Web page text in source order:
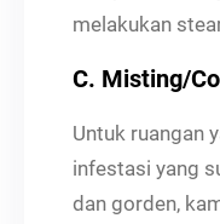
melakukan
C. Misting/
Untuk ruangan
infestasi yang
dan gorden,